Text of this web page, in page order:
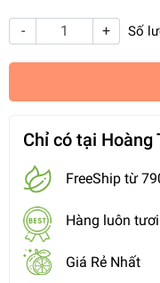
- + Số
Chỉ có tại Hoàng
FreeShip từ
Hàng luôn
Giá Rẻ Nhất